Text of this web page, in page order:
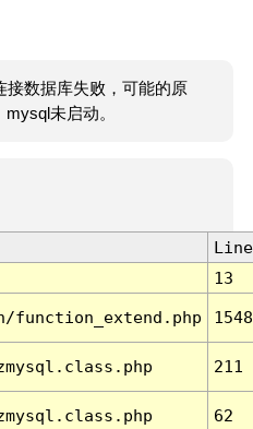
接数据库失败，可能的原
未启动。
Line
13
function_extend.php 1548
211
62